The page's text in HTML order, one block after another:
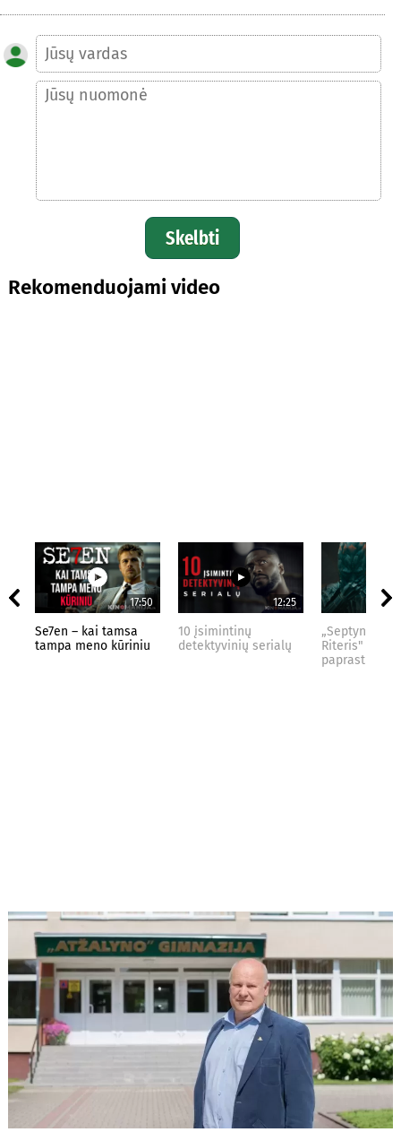
Skelbti
Rekomenduojami video
17:50
Se7en – kai tamsa
tampa meno kūriniu
12:25
10 įsimintinų
detektyvinių serialų
„Septynių
Riteris" – kai
paprastumas